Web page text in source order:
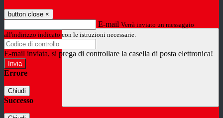
button close ×
E-mail Verrà inviato un messaggio
all'indirizzo indicato con le istruzioni necessarie.
E-mail inviata, si prega di controllare la casella di posta elettronica!
Errore
Chiudi
Successo